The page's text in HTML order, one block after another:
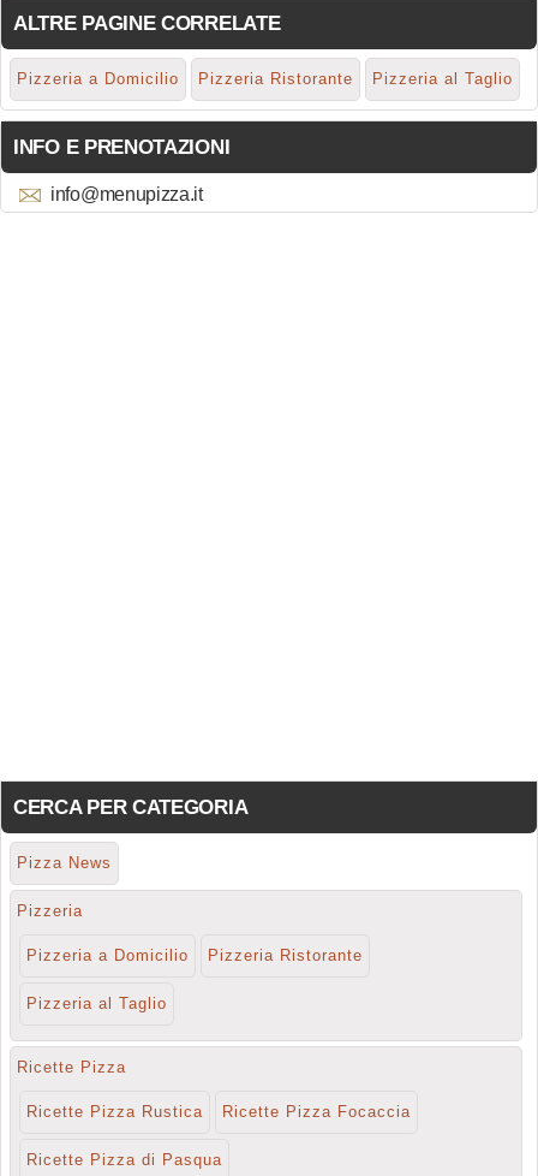
ALTRE PAGINE CORRELATE
Pizzeria a Domicilio Pizzeria Ristorante Pizzeria al Taglio
INFO E PRENOTAZIONI
info@menupizza.it
CERCA PER CATEGORIA
Pizza News
Pizzeria
Pizzeria a Domicilio Pizzeria Ristorante
Pizzeria al Taglio
Ricette Pizza
Ricette Pizza Rustica Ricette Pizza Focaccia
Ricette Pizza di Pasqua